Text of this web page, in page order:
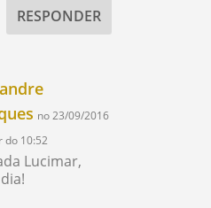
RESPONDER
no 23/09/2016
do 10:52
Lucimar,